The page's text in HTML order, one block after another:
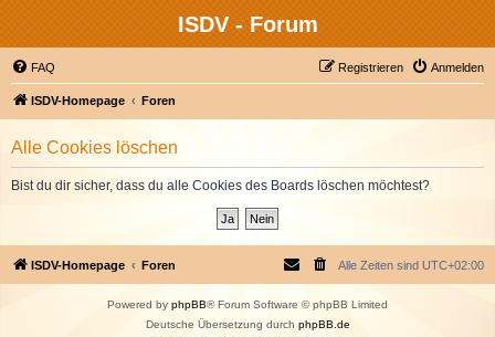
ISDV - Forum
FAQ Anmelden
Registrieren
ISDV-Homepage Foren
Alle Cookies löschen
Bist du dir sicher, dass du alle Cookies des Boards löschen möchtest?
ISDV-Homepage Foren Alle Zeiten sind UTC+02:00
Powered by phpBB® Forum Software © phpBB Limited
Deutsche Übersetzung durch phpBB.de